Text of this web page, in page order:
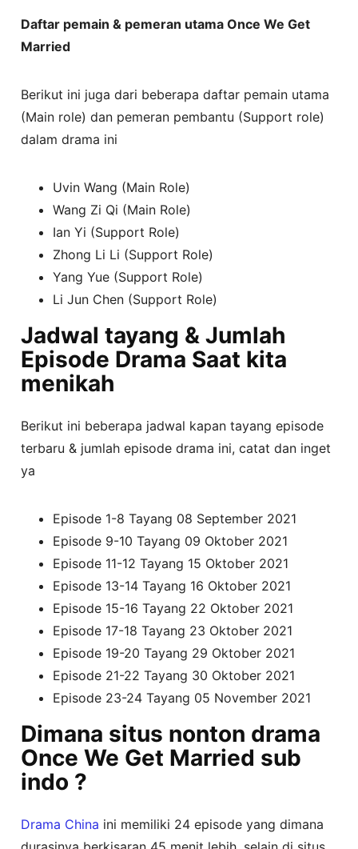
Daftar pemain & pemeran utama Once We Get
Married
Berikut ini juga dari beberapa daftar pemain utama
(Main role) dan pemeran pembantu (Support role)
dalam drama ini
Uvin Wang (Main Role)
Wang Zi Qi (Main Role)
Ian Yi (Support Role)
Zhong Li Li (Support Role)
Yang Yue (Support Role)
Li Jun Chen (Support Role)
Jadwal tayang & Jumlah
Episode Drama Saat kita
menikah
Berikut ini beberapa jadwal kapan tayang episode
terbaru & jumlah episode drama ini, catat dan inget
ya
Episode 1-8 Tayang 08 September 2021
Episode 9-10 Tayang 09 Oktober 2021
Episode 11-12 Tayang 15 Oktober 2021
Episode 13-14 Tayang 16 Oktober 2021
Episode 15-16 Tayang 22 Oktober 2021
Episode 17-18 Tayang 23 Oktober 2021
Episode 19-20 Tayang 29 Oktober 2021
Episode 21-22 Tayang 30 Oktober 2021
Episode 23-24 Tayang 05 November 2021
Dimana situs nonton drama
Once We Get Married sub
indo ?
Drama China ini memiliki 24 episode yang dimana